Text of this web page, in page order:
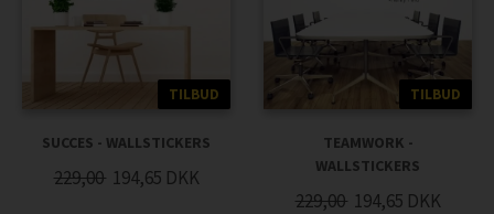
TILBUD
SUCCES - WALLSTICKERS
229,00 194,65 DKK
TILBUD
TEAMWORK -
WALLSTICKERS
229,00 194,65 DKK